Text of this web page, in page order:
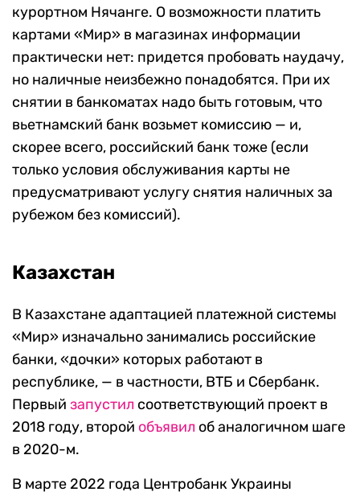
курортном Нячанге. О возможности платить
картами «Мир» в магазинах информации
практически нет: придется пробовать наудачу,
но наличные неизбежно понадобятся. При их
снятии в банкоматах надо быть готовым, что
вьетнамский банк возьмет комиссию — и,
скорее всего, российский банк тоже (если
только условия обслуживания карты не
предусматривают услугу снятия наличных за
рубежом без комиссий).
Казахстан
В Казахстане адаптацией платежной системы
«Мир» изначально занимались российские
банки, «дочки» которых работают в
республике, — в частности, ВТБ и Сбербанк.
Первый запустил соответствующий проект в
2018 году, второй объявил об аналогичном шаге
в 2020-м.
В марте 2022 года Центробанк Украины